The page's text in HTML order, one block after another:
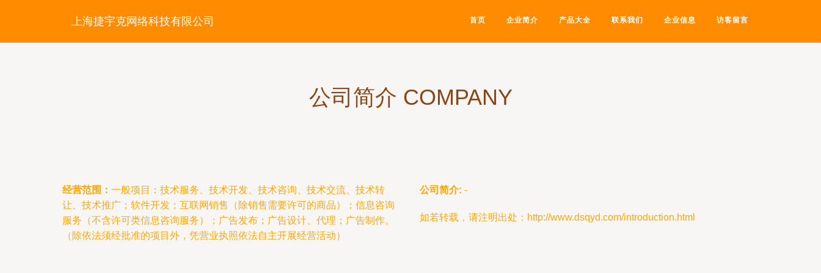
上海捷宇克网络科技有限公司 首页 企业简介 产品大全 联系我们 企业信息 访客留言
公司简介 COMPANY
经营范围： 一般项目：技术服务、技术开发、技术咨询、技术交流、技术转
让、技术推广；软件开发；互联网销售（除销售需要许可的商品）；信息咨询
服务（不含许可类信息咨询服务）；广告发布；广告设计、代理；广告制作。
（除依法须经批准的项目外，凭营业执照依法自主开展经营活动）
公司简介: -
如若转载，请注明出处：http://www.dsqyd.com/introduction.html